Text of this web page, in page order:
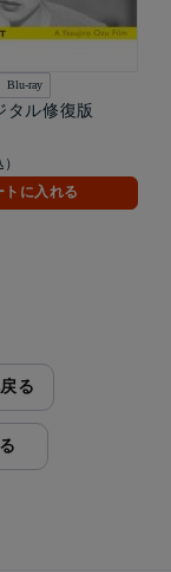
Blu-ray
タル修復版
トに入れる
る